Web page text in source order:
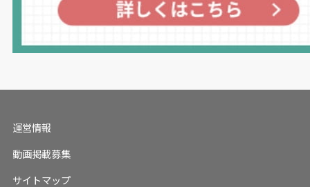
運営情報
動画掲載募集
サイトマップ